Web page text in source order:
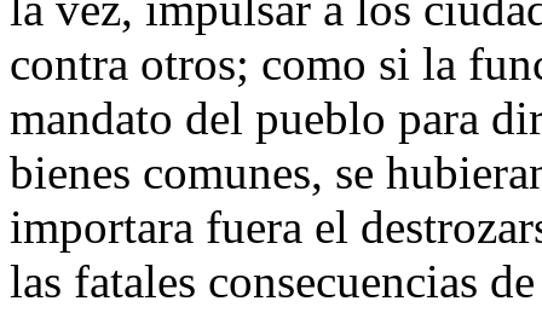
contra otros; como si la
mandato del pueblo para
bienes comunes, se
importara fuera el
las fatales consecuencias